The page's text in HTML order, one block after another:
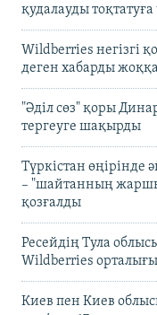
қудалауды тоқтатуға
Wildberries негізгі
деген хабарды
"Әділ сөз" қоры
тергеуге шақырды
Түркістан өңірінде
– "шайтанның
қозғалды
Ресейдің Тула
Wildberries орталығы
Киев пен Киев